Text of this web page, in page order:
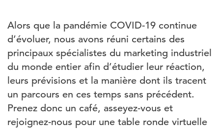
Alors que la pandémie COVID-19 continue
d’évoluer, nous avons réuni certains des
principaux spécialistes du marketing industriel
du monde entier afin d’étudier leur réaction,
leurs prévisions et la manière dont ils tracent
un parcours en ces temps sans précédent.
Prenez donc un café, asseyez-vous et
rejoignez-nous pour une table ronde virtuelle